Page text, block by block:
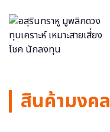
สินค้ามงคล